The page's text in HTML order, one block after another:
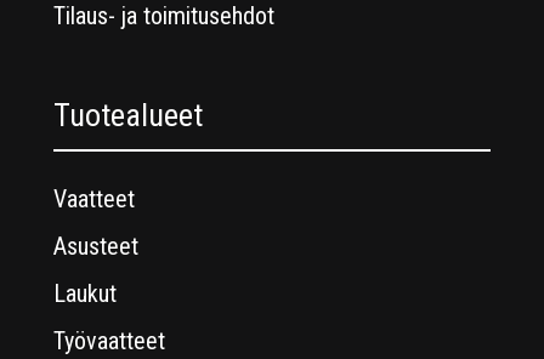
Tilaus- ja toimitusehdot
Tuotealueet
Vaatteet
Asusteet
Laukut
Työvaatteet